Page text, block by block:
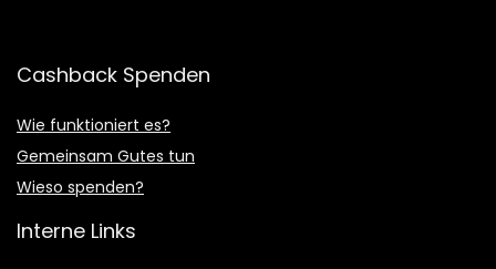
Cashback Spenden
Wie funktioniert es?
Gemeinsam Gutes tun
Wieso spenden?
Interne Links